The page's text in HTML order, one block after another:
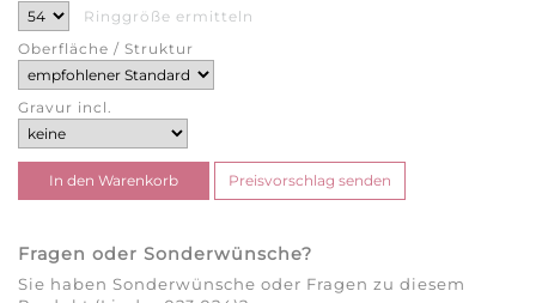
Ringgröße ermitteln
Oberfläche / Struktur
Gravur incl.
Fragen oder Sonderwünsche?
Sie haben Sonderwünsche oder Fragen zu diesem